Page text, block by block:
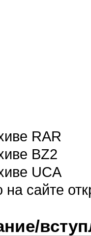
RAR
BZ2
UCA
на сайте